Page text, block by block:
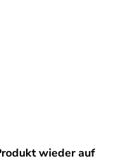
wieder auf